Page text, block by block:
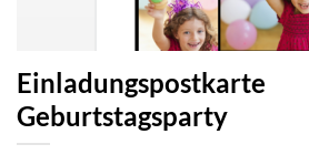
Einladungspostkarte
Geburtstagsparty